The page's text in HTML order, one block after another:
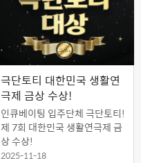
극단토티 대한민국 생활연
극제 금상 수상!
인큐베이팅 입주단체 극단토티!
제 7회 대한민국 생활연극제 금
상 수상!
2025-11-18